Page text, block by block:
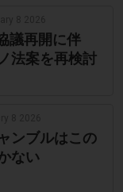
議再開に伴
法案を再検討
ンブルはこの
ない